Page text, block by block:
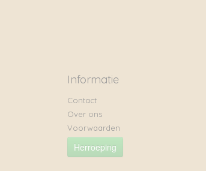
Informatie
Contact
Over ons
Voorwaarden
Herroeping